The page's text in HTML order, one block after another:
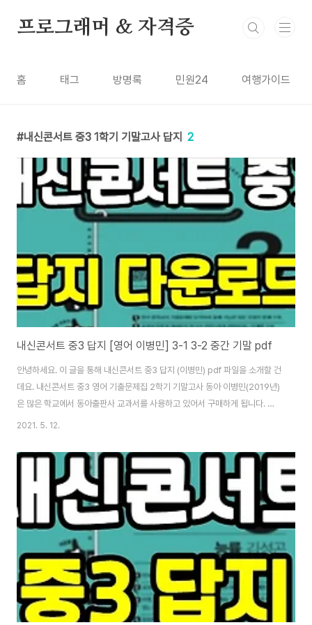
프로그래머 & 자격증
홈 태그 방명록 민원24 여행가이드
내신콘서트 중3 1학기 기말고사 답지 2
내신콘서트 중3 답지 [영어 이병민] 3-1 3-2 중간 기말 pdf
안녕하세요. 이 글을 통해 내신콘서트 중3 답지 (이병민) pdf 파일을 소개할 건
데요. 내신콘서트 중3 영어 기출문제집 2학기 기말고사 동아 이병민(2019년)
은 많은 학교에서 동아출판사 교과서를 사용하고 있어서 구매하게 됩니다. 제
조카는 내신콘서트 중3 영어 기출문제집 2학기 기말고사 동아 이병민 (2019
다고 합니다. 학원에 다니지 않는 아이에게 내신시험 준비용으로 구매하기에도
좋은 문제집니다. 고1 수학을 준비하기 위해서도 이만한 문제집이 없습니다. 내
신준비용 문제집들이 많이 있는데 그중에서 어디서든 잘 추천하는 문제집이 바
로 내신콘서트 중3 답지입니다. 내신콘서트 통합본으로 예전에 1학기 중간, 1
학기 기말로 나눠져 있..
2021. 5. 12.